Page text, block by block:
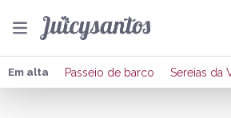
Em alta Passeio de barco Sereias da